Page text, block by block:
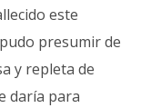
este
presumir de
y repleta de
daría para